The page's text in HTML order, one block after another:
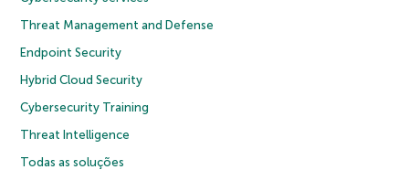
Threat Management and Defense
Endpoint Security
Hybrid Cloud Security
Cybersecurity Training
Threat Intelligence
Todas as soluções